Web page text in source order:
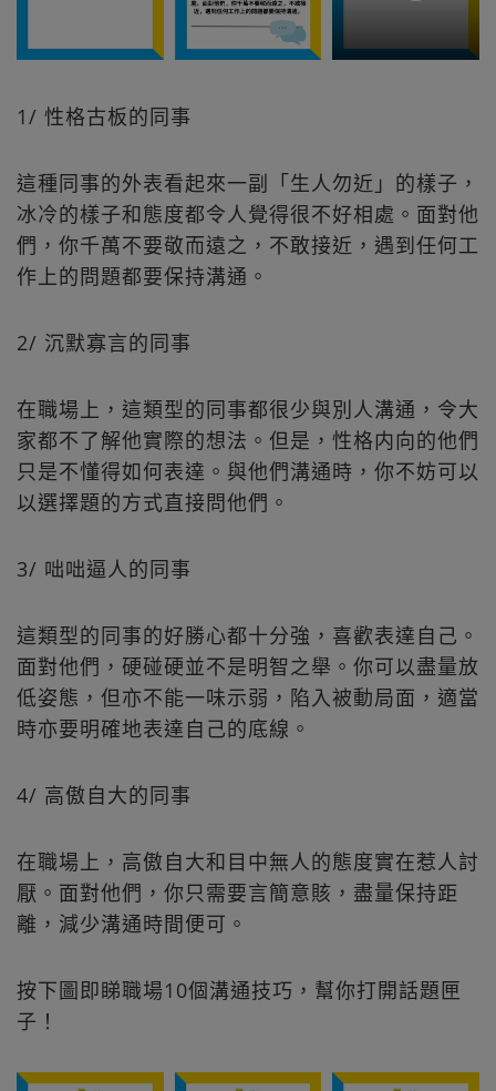
1/ 性格古板的同事
這種同事的外表看起來一副「生人勿近」的樣子，
冰冷的樣子和態度都令人覺得很不好相處。面對他
們，你千萬不要敬而遠之，不敢接近，遇到任何工
作上的問題都要保持溝通。
2/ 沉默寡言的同事
在職場上，這類型的同事都很少與別人溝通，令大
家都不了解他實際的想法。但是，性格内向的他們
只是不懂得如何表達。與他們溝通時，你不妨可以
以選擇題的方式直接問他們。
3/ 咄咄逼人的同事
這類型的同事的好勝心都十分強，喜歡表達自己。
面對他們，硬碰硬並不是明智之舉。你可以盡量放
低姿態，但亦不能一味示弱，陷入被動局面，適當
時亦要明確地表達自己的底線。
4/ 高傲自大的同事
在職場上，高傲自大和目中無人的態度實在惹人討
厭。面對他們，你只需要言簡意賅，盡量保持距
離，減少溝通時間便可。
按下圖即睇職場10個溝通技巧，幫你打開話題匣
子！